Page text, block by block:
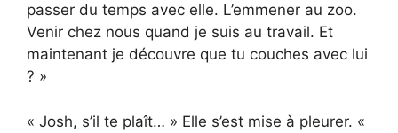
passer du temps avec elle. L’emmener au zoo.
Venir chez nous quand je suis au travail. Et
maintenant je découvre que tu couches avec lui
? »
« Josh, s’il te plaît… » Elle s’est mise à pleurer. «